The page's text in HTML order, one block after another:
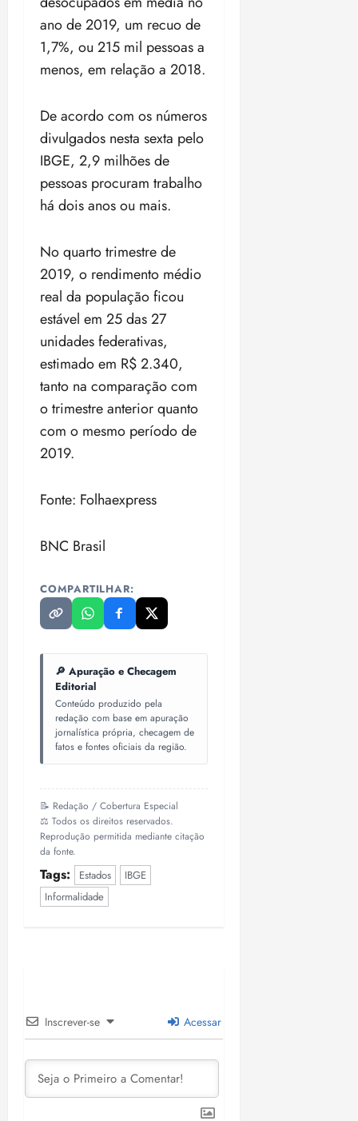
ano de 2019, um recuo de
1,7%, ou 215 mil pessoas a
menos, em relação a 2018.
De acordo com os números
divulgados nesta sexta pelo
IBGE, 2,9 milhões de
pessoas procuram trabalho
há dois anos ou mais.
No quarto trimestre de
2019, o rendimento médio
real da população ficou
estável em 25 das 27
unidades federativas,
estimado em R$ 2.340,
tanto na comparação com
o trimestre anterior quanto
com o mesmo período de
2019.
Fonte: Folhaexpress
BNC Brasil
COMPARTILHAR:
🔎 Apuração e Checagem
Editorial
Conteúdo produzido pela
redação com base em apuração
jornalística própria, checagem de
fatos e fontes oficiais da região.
📝 Redação / Cobertura Especial
⚖️ Todos os direitos reservados.
Reprodução permitida mediante citação
da fonte.
Tags: Estados
IBGE
Informalidade
Inscrever-se Acessar